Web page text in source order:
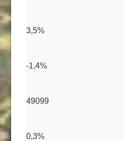
3,5%
-1,4%
49099
0,3%